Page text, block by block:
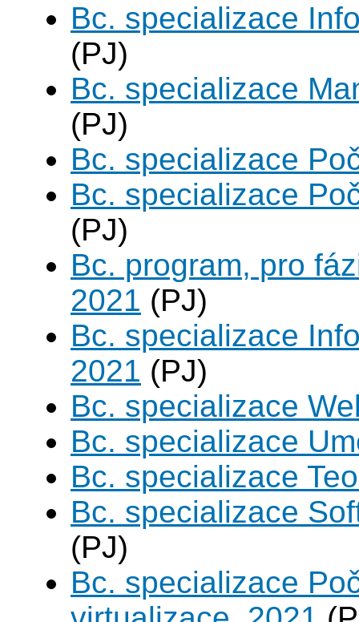
Bc. specializace
(PJ)
Bc. specializace
(PJ)
Bc. specializace
Bc. specializace
(PJ)
Bc. program, pro
2021 (PJ)
Bc. specializace
2021 (PJ)
Bc. specializace
Bc. specializace
Bc. specializace
Bc. specializace
(PJ)
Bc. specializace